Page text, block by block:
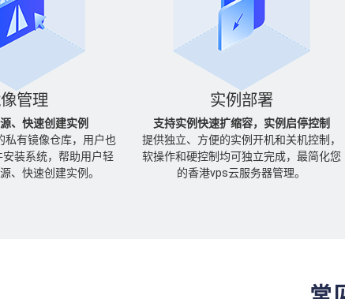
管理
、快速创建实例
私有镜像仓库，用户也
安装系统，帮助用户轻
、快速创建实例。
实例部署
支持实例快速扩缩容，实例启停控制
提供独立、方便的实例开机和关机控制，
软操作和硬控制均可独立完成，最简化您
的香港vps云服务器管理。